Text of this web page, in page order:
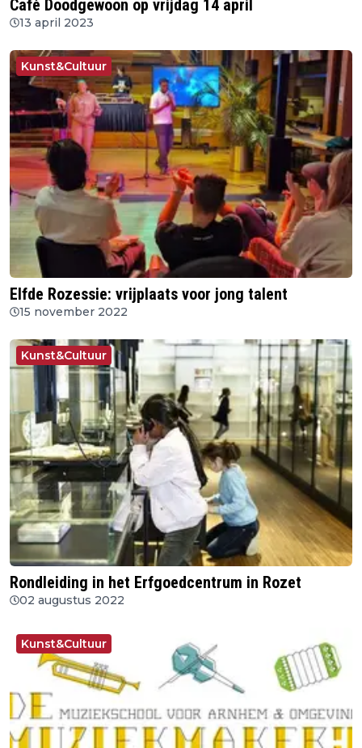
Café Doodgewoon op vrijdag 14 april
13 april 2023
Kunst&Cultuur
Elfde Rozessie: vrijplaats voor jong talent
15 november 2022
Kunst&Cultuur
Rondleiding in het Erfgoedcentrum in Rozet
02 augustus 2022
Kunst&Cultuur